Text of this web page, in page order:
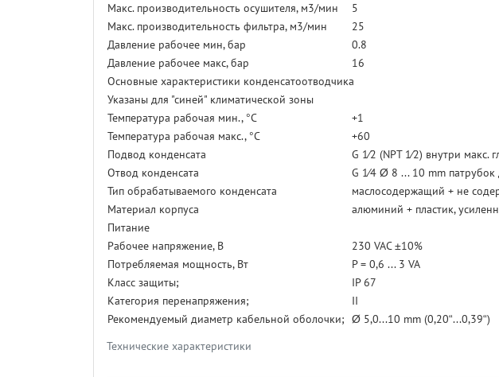
Технические характеристики
Макс. производительность осушителя, м3/мин
5
Макс. производительность фильтра, м3/мин
25
Давление рабочее мин, бар
0.8
Давление рабочее макс, бар
16
Основные характеристики конденсатоотводчика
Указаны для "синей" климатической зоны
Температура рабочая мин., °С
+1
Температура рабочая макс., °С
+60
Подвод конденсата
G 1⁄2 (NPT 1⁄2) внутри макс.
Отвод конденсата
G 1⁄4 Ø 8 ... 10 mm патрубок
Тип обрабатываемого конденсата
маслосодержащий + не
Материал корпуса
алюминий + пластик,
Питание
Рабочее напряжение, В
230 VAC ±10%
Потребляемая мощность, Вт
P = 0,6 ... 3 VA
Класс защиты;
IP 67
Категория перенапряжения;
II
Рекомендуемый диаметр кабельной оболочки; Ø 5,0...10 mm (0,20“...0,39“)